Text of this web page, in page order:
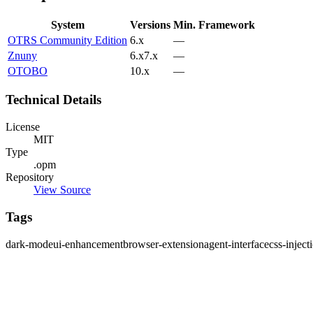
System Versions Min. Framework
OTRS Community Edition 6.x
—
Znuny
6.x7.x
—
OTOBO
10.x —
Technical Details
License
MIT
Type
.opm
Repository
View Source
Tags
dark-modeui-enhancementbrowser-extensionagent-interfacecss-